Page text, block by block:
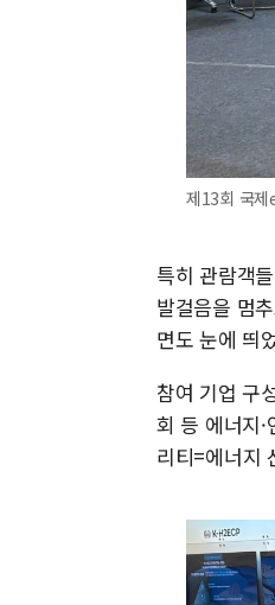
제13회 국제
특히 관람객
발걸음을 멈
면도 눈에 띄
참여 기업 구
회 등 에너지
리티=에너지